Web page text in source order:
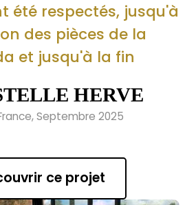
été respectés, jusqu'à
des pièces de la
et jusqu'à la fin
HERVE
Septembre 2025
ce projet